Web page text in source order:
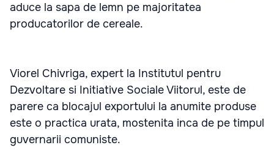
aduce la sapa de lemn pe majoritatea
producatorilor de cereale.
Viorel Chivriga, expert la Institutul pentru
Dezvoltare si Initiative Sociale Viitorul, este de
parere ca blocajul exportului la anumite produse
este o practica urata, mostenita inca de pe timpul
guvernarii comuniste.